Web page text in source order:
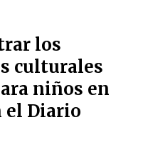
los
culturales
niños en
el Diario